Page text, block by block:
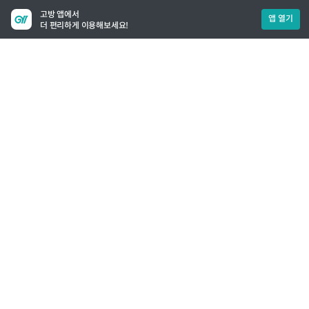
고방 앱에서
더 편리하게 이용해보세요!
앱 열기